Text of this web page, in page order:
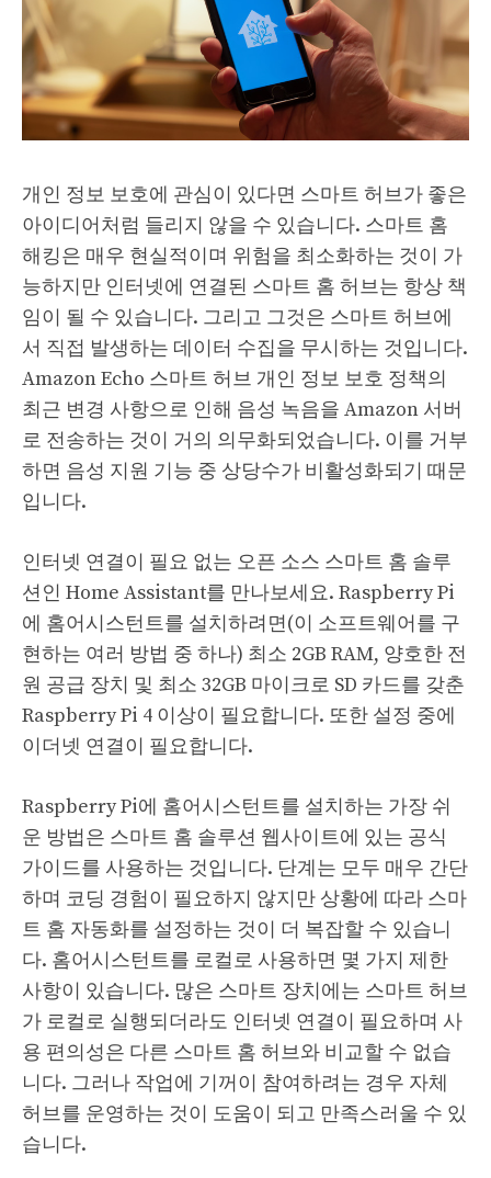
개인 정보 보호에 관심이 있다면 스마트 허브가 좋은
아이디어처럼 들리지 않을 수 있습니다. 스마트 홈
해킹은 매우 현실적이며 위험을 최소화하는 것이 가
능하지만 인터넷에 연결된 스마트 홈 허브는 항상 책
임이 될 수 있습니다. 그리고 그것은 스마트 허브에
서 직접 발생하는 데이터 수집을 무시하는 것입니다.
Amazon Echo 스마트 허브 개인 정보 보호 정책의
최근 변경 사항으로 인해 음성 녹음을 Amazon 서버
로 전송하는 것이 거의 의무화되었습니다. 이를 거부
하면 음성 지원 기능 중 상당수가 비활성화되기 때문
입니다.
인터넷 연결이 필요 없는 오픈 소스 스마트 홈 솔루
션인 Home Assistant를 만나보세요. Raspberry Pi
에 홈어시스턴트를 설치하려면(이 소프트웨어를 구
현하는 여러 방법 중 하나) 최소 2GB RAM, 양호한 전
원 공급 장치 및 최소 32GB 마이크로 SD 카드를 갖춘
Raspberry Pi 4 이상이 필요합니다. 또한 설정 중에
이더넷 연결이 필요합니다.
Raspberry Pi에 홈어시스턴트를 설치하는 가장 쉬
운 방법은 스마트 홈 솔루션 웹사이트에 있는 공식
가이드를 사용하는 것입니다. 단계는 모두 매우 간단
하며 코딩 경험이 필요하지 않지만 상황에 따라 스마
트 홈 자동화를 설정하는 것이 더 복잡할 수 있습니
다. 홈어시스턴트를 로컬로 사용하면 몇 가지 제한
사항이 있습니다. 많은 스마트 장치에는 스마트 허브
가 로컬로 실행되더라도 인터넷 연결이 필요하며 사
용 편의성은 다른 스마트 홈 허브와 비교할 수 없습
니다. 그러나 작업에 기꺼이 참여하려는 경우 자체
허브를 운영하는 것이 도움이 되고 만족스러울 수 있
습니다.